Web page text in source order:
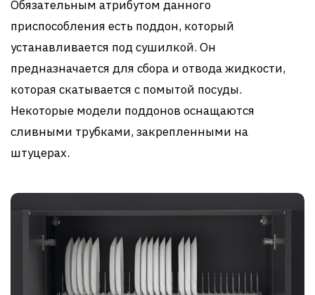
Обязательным атрибутом данного
приспособления есть поддон, который
устанавливается под сушилкой. Он
предназначается для сбора и отвода жидкости,
которая скатывается с помытой посуды.
Некоторые модели поддонов оснащаются
сливными трубками, закрепленными на
штуцерах.